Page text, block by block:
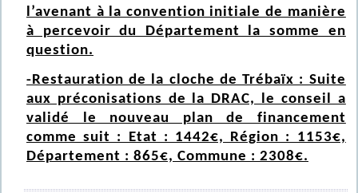
l’avenant à la convention initiale de manière
à percevoir du Département la somme en
question.
-Restauration de la cloche de Trébaïx : Suite
aux préconisations de la DRAC, le conseil a
validé le nouveau plan de financement
comme suit : Etat : 1442€, Région : 1153€,
Département : 865€, Commune : 2308€.